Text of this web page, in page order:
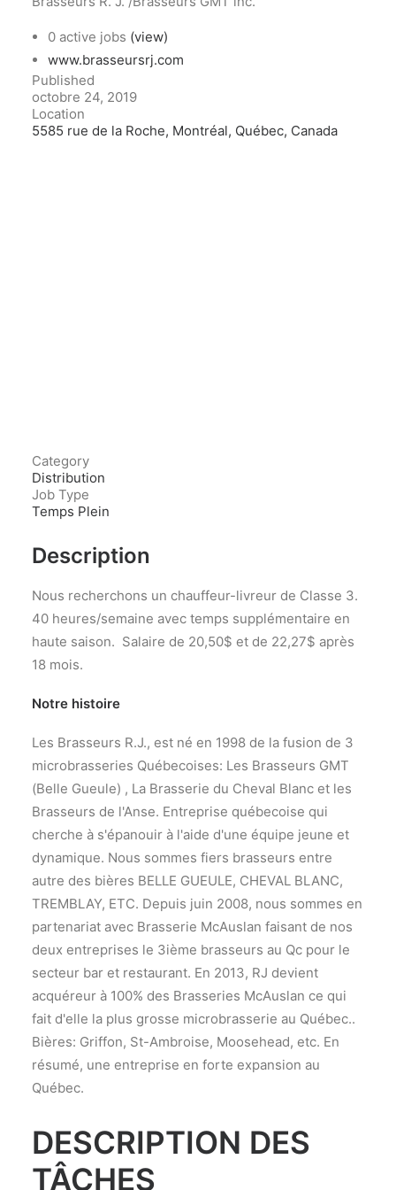
0 active jobs (view)
www.brasseursrj.com
Published
octobre 24, 2019
Location
5585 rue de la Roche, Montréal, Québec, Canada
Category
Distribution
Job Type
Temps Plein
Description
Nous recherchons un chauffeur-livreur de Classe 3.
40 heures/semaine avec temps supplémentaire en
haute saison. Salaire de 20,50$ et de 22,27$ après
18 mois.
Notre histoire
Les Brasseurs R.J., est né en 1998 de la fusion de 3
microbrasseries Québecoises: Les Brasseurs GMT
(Belle Gueule) , La Brasserie du Cheval Blanc et les
Brasseurs de l'Anse. Entreprise québecoise qui
cherche à s'épanouir à l'aide d'une équipe jeune et
dynamique. Nous sommes fiers brasseurs entre
autre des bières BELLE GUEULE, CHEVAL BLANC,
TREMBLAY, ETC. Depuis juin 2008, nous sommes en
partenariat avec Brasserie McAuslan faisant de nos
deux entreprises le 3ième brasseurs au Qc pour le
secteur bar et restaurant. En 2013, RJ devient
acquéreur à 100% des Brasseries McAuslan ce qui
fait d'elle la plus grosse microbrasserie au Québec..
Bières: Griffon, St-Ambroise, Moosehead, etc. En
résumé, une entreprise en forte expansion au
Québec.
DESCRIPTION DES
TÂCHES